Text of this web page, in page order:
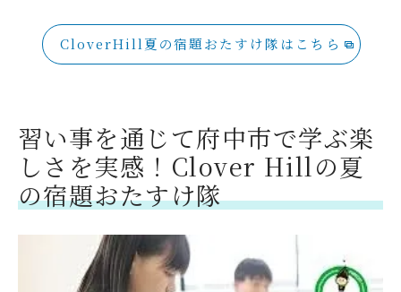
CloverHill夏の宿題おたすけ隊はこちら
習い事を通じて府中市で学ぶ楽
しさを実感！Clover Hillの夏
の宿題おたすけ隊